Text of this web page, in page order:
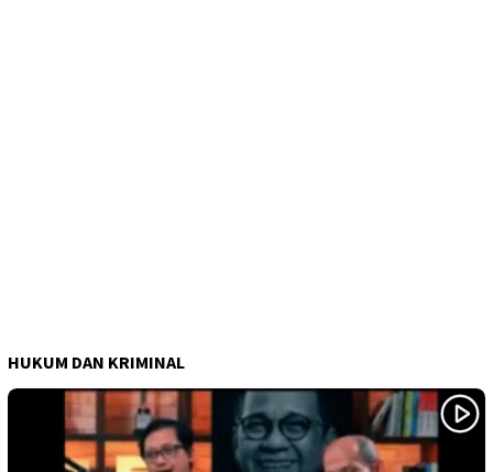
HUKUM DAN KRIMINAL